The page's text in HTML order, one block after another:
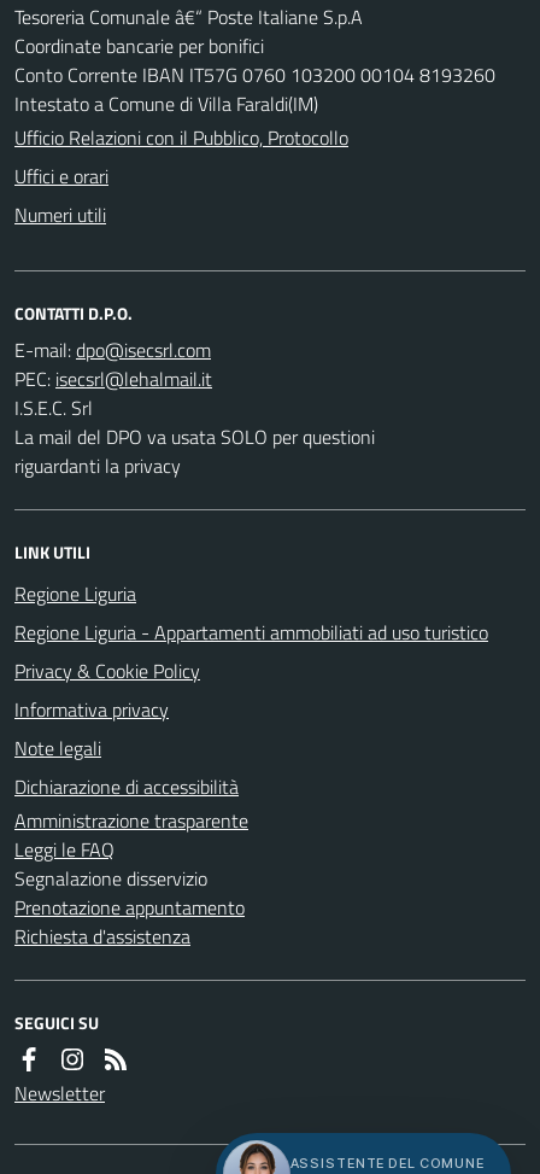
Tesoreria Comunale â€“ Poste Italiane S.p.A
Coordinate bancarie per bonifici
Conto Corrente IBAN IT57G 0760 103200 00104 8193260
Intestato a Comune di Villa Faraldi(IM)
Ufficio Relazioni con il Pubblico, Protocollo
Uffici e orari
Numeri utili
CONTATTI D.P.O.
E-mail:
PEC:
I.S.E.C. Srl
La mail del DPO va usata SOLO per questioni
riguardanti la privacy
LINK UTILI
Regione Liguria
Regione Liguria - Appartamenti ammobiliati ad uso turistico
Privacy & Cookie Policy
Informativa privacy
Note legali
Dichiarazione di accessibilità
Amministrazione trasparente
Leggi le FAQ
Segnalazione disservizio
Prenotazione appuntamento
Richiesta d'assistenza
SEGUICI SU
Newsletter
ASSISTENTE DEL COMUNE